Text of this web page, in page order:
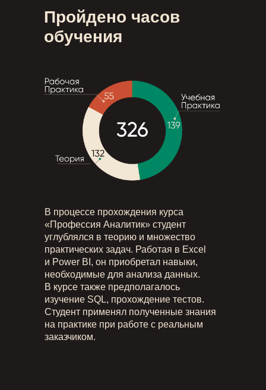
Пройдено часов
обучения
В процессе прохождения курса
«Профессия Аналитик» студент
углублялся в теорию и множество
практических задач. Работая в Excel
и Power BI, он приобретал навыки,
необходимые для анализа данных.
В курсе также предполагалось
изучение SQL, прохождение тестов.
Студент применял полученные знания
на практике при работе с реальным
заказчиком.